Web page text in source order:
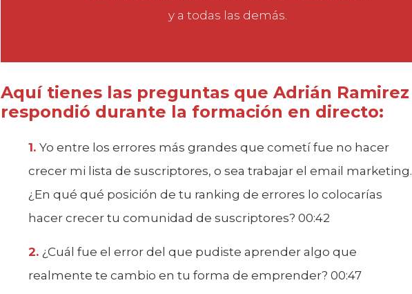
y a todas las demás.
Aquí tienes las preguntas que Adrián Ramirez
respondió durante la formación en directo:
Yo entre los errores más grandes que cometí fue no hacer
crecer mi lista de suscriptores, o sea trabajar el email marketing.
¿En qué qué posición de tu ranking de errores lo colocarías
hacer crecer tu comunidad de suscriptores? 00:42
¿Cuál fue el error del que pudiste aprender algo que
realmente te cambio en tu forma de emprender? 00:47